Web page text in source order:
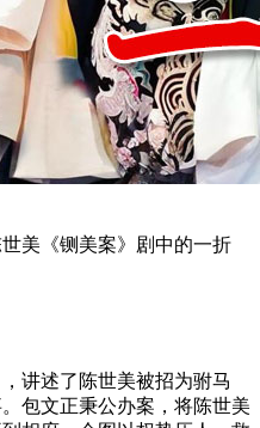
美《铡美案》剧中的一折
讲述了陈世美被招为驸马
包文正秉公办案，将陈世美